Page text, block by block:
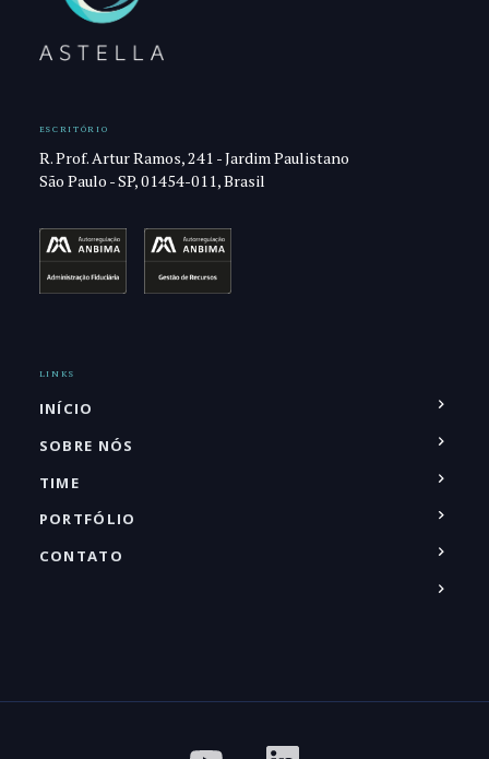
ESCRITÓRIO
R. Prof. Artur Ramos, 241 - Jardim Paulistano
São Paulo - SP, 01454-011, Brasil
LINKS
INÍCIO
SOBRE NÓS
TIME
PORTFÓLIO
CONTATO